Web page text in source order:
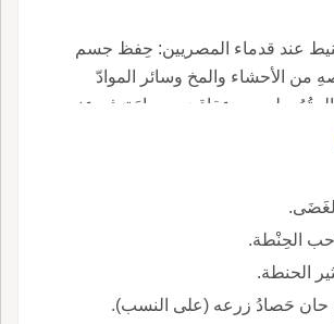
عند قدماء المصريين: حِفظ جسم
من الأحشاء والمخ وسائر الموادّ
بطيوبٍ وعقاقيرَ و موادَ تدفع عنه
الحِنْطة.
الحنطة.
حان حَصادُ زرعه (على النسب).